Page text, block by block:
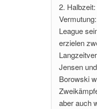
2.
League
erzielen
Jensen
Borowski
aber auch